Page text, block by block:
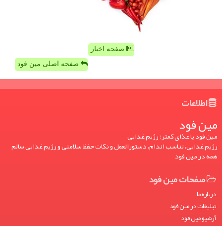
صفحه اخبار
صفحه اصلی مین فود
اطلاعات
مین فود
مین فود یا غذای کمتر: رژیم غذایی
رژیم غذایی، تناسب اندام، دستورالعمل و نکات حفظ سلامتی و رژیم غذایی سالم
همه در مین فود
صفحات مین فود
درباره ما
تبلیغات در مین فود
آرشیو مین فود